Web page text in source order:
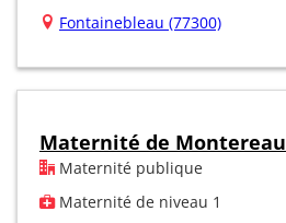
Fontainebleau (77300)
Maternité de Montereau
Maternité publique
Maternité de niveau 1